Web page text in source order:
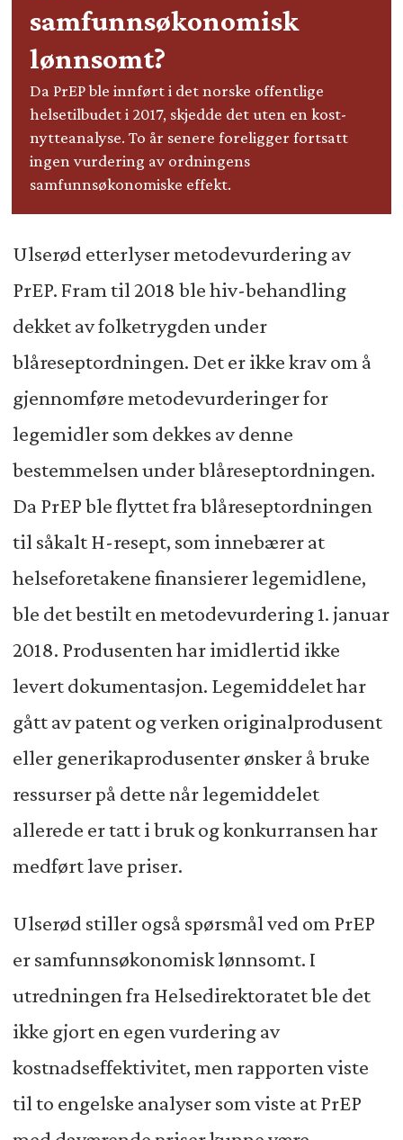
samfunnsøkonomisk
lønnsomt?
Da PrEP ble innført i det norske offentlige
helsetilbudet i 2017, skjedde det uten en kost-
nytteanalyse. To år senere foreligger fortsatt
ingen vurdering av ordningens
samfunnsøkonomiske effekt.
Ulserød etterlyser metodevurdering av
PrEP. Fram til 2018 ble hiv-behandling
dekket av folketrygden under
blåreseptordningen. Det er ikke krav om å
gjennomføre metodevurderinger for
legemidler som dekkes av denne
bestemmelsen under blåreseptordningen.
Da PrEP ble flyttet fra blåreseptordningen
til såkalt H-resept, som innebærer at
helseforetakene finansierer legemidlene,
ble det bestilt en metodevurdering 1. januar
2018. Produsenten har imidlertid ikke
levert dokumentasjon. Legemiddelet har
gått av patent og verken originalprodusent
eller generikaprodusenter ønsker å bruke
ressurser på dette når legemiddelet
allerede er tatt i bruk og konkurransen har
medført lave priser.
Ulserød stiller også spørsmål ved om PrEP
er samfunnsøkonomisk lønnsomt. I
utredningen fra Helsedirektoratet ble det
ikke gjort en egen vurdering av
kostnadseffektivitet, men rapporten viste
til to engelske analyser som viste at PrEP